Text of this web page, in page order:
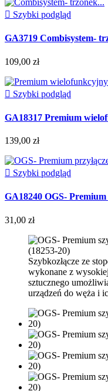
 Szybki podgląd
GA3719 Combisystem-
109,00 zł
 Szybki podgląd
GA18317 Premium
139,00 zł
 Szybki podgląd
GA18240 OGS- Premium
31,00 zł
Szybkozłącze ze
wykonane z
sztucznego
urządzeń do węża i